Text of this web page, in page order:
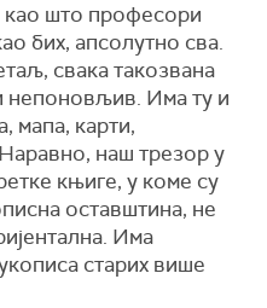
као што професори
бих, апсолутно сва.
свака такозвана
непоновљив. Има ту и
мапа, карти,
наш трезор у
књиге, у коме су
оставштина, не
Има
старих више